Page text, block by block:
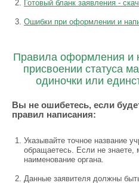
Готовый бланк заявления -
Ошибки при оформлении и
Правила оформления и
присвоении статуса
одиночки или
Вы не ошибетесь, если
правил написания:
Указывайте точное название
обращаетесь. Если не знаете,
наименование органа.
Данные заявителя должны